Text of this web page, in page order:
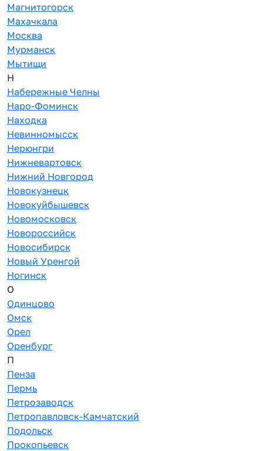
Магнитогорск
Махачкала
Москва
Мурманск
Мытищи
Н
Набережные Челны
Наро-Фоминск
Находка
Невинномысск
Нерюнгри
Нижневартовск
Нижний Новгород
Новокузнецк
Новокуйбышевск
Новомосковск
Новороссийск
Новосибирск
Новый Уренгой
Ногинск
О
Одинцово
Омск
Орел
Оренбург
П
Пенза
Пермь
Петрозаводск
Петропавловск-Камчатский
Подольск
Прокопьевск